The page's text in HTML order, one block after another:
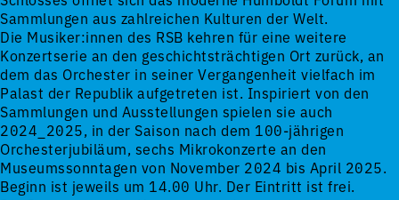
Sammlungen aus zahlreichen Kulturen der Welt.
Die Musiker:innen des RSB kehren für eine weitere
Konzertserie an den geschichtsträchtigen Ort zurück, an
dem das Orchester in seiner Vergangenheit vielfach im
Palast der Republik aufgetreten ist. Inspiriert von den
Sammlungen und Ausstellungen spielen sie auch
2024_2025, in der Saison nach dem 100-jährigen
Orchesterjubiläum, sechs Mikrokonzerte an den
Museumssonntagen von November 2024 bis April 2025.
Beginn ist jeweils um 14.00 Uhr. Der Eintritt ist frei.